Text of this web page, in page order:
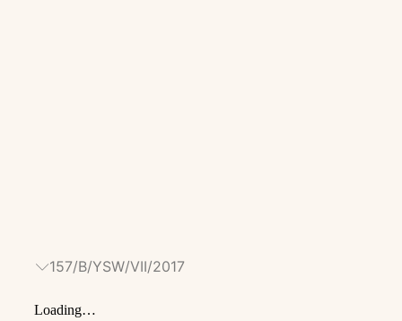
157/B/YSW/VII/2017